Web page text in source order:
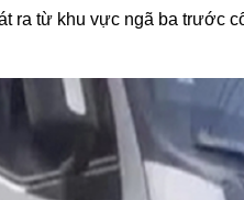
ra từ khu vực ngã ba trước